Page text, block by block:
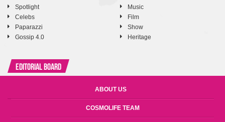
Spotlight
Celebs
Paparazzi
Gossip 4.0
Music
Film
Show
Heritage
Editorial Board
ABOUT US
COSMOLIFE TEAM